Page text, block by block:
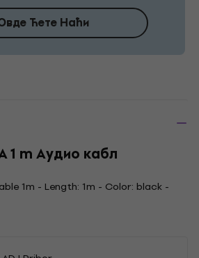
Ћете Наћи
1 m Аудио кабл
1m - Length: 1m - Color: black -